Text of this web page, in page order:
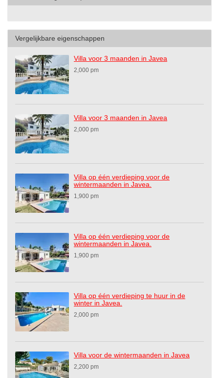
Vergelijkbare eigenschappen
Villa voor 3 maanden in Javea
2,000 pm
Villa voor 3 maanden in Javea
2,000 pm
Villa op één verdieping voor de
wintermaanden in Javea.
1,900 pm
Villa op één verdieping voor de
wintermaanden in Javea.
1,900 pm
Villa op één verdieping te huur in de
winter in Javea.
2,000 pm
Villa voor de wintermaanden in Javea
2,200 pm